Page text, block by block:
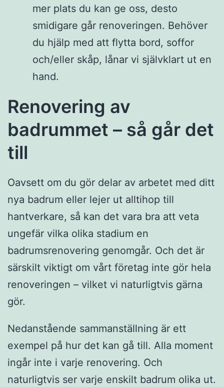
mer plats du kan ge oss, desto
smidigare går renoveringen. Behöver
du hjälp med att flytta bord, soffor
och/eller skåp, lånar vi självklart ut en
hand.
Renovering av
badrummet – så går det
till
Oavsett om du gör delar av arbetet med ditt
nya badrum eller lejer ut alltihop till
hantverkare, så kan det vara bra att veta
ungefär vilka olika stadium en
badrumsrenovering genomgår. Och det är
särskilt viktigt om vårt företag inte gör hela
renoveringen – vilket vi naturligtvis gärna
gör.
Nedanstående sammanställning är ett
exempel på hur det kan gå till. Alla moment
ingår inte i varje renovering. Och
naturligtvis ser varje enskilt badrum olika ut.